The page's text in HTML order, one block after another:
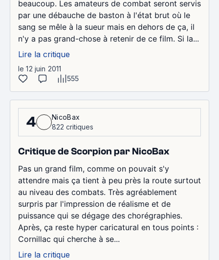
beaucoup. Les amateurs de combat seront servis
par une débauche de baston à l'état brut où le
sang se mêle à la sueur mais en dehors de ça, il
n'y a pas grand-chose à retenir de ce film. Si la...
Lire la critique
le 12 juin 2011
555
4
NicoBax
822 critiques
Critique de Scorpion par NicoBax
Pas un grand film, comme on pouvait s'y
attendre mais ça tient à peu près la route surtout
au niveau des combats. Très agréablement
surpris par l'impression de réalisme et de
puissance qui se dégage des chorégraphies.
Après, ça reste hyper caricatural en tous points :
Cornillac qui cherche à se...
Lire la critique